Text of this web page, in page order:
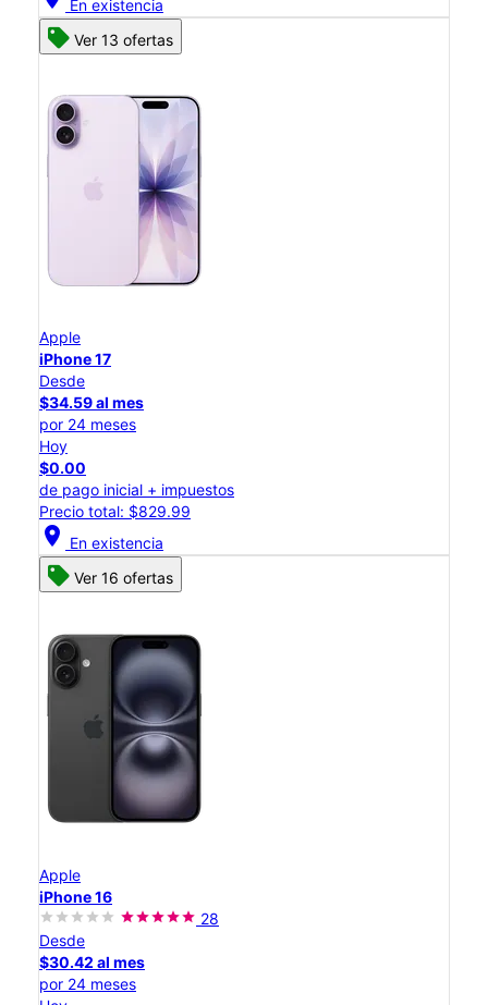
En existencia
Ver 13 ofertas
Apple
iPhone 17
Desde
$34.59 al mes
por 24 meses
Hoy
$0.00
de pago inicial + impuestos
Precio total: $829.99
location_on En existencia
Ver 16 ofertas
Apple
iPhone 16
28
Desde
$30.42 al mes
por 24 meses